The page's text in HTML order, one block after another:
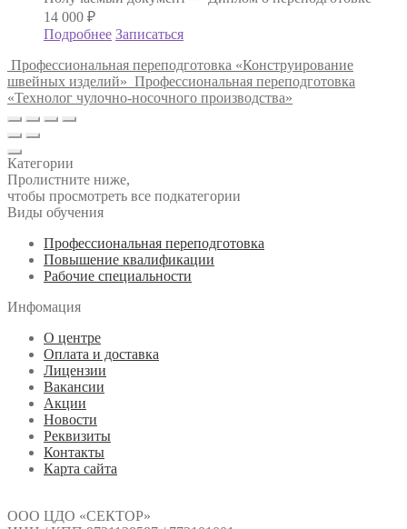
14 000 ₽
Подробнее Записаться
Профессиональная переподготовка «Конструирование
швейных изделий» Профессиональная переподготовка
«Технолог чулочно-носочного производства»
Категории
Пролистните ниже,
чтобы просмотреть все подкатегории
Виды обучения
Профессиональная переподготовка
Повышение квалификации
Рабочие специальности
Инфомация
О центре
Оплата и доставка
Лицензии
Вакансии
Акции
Новости
Реквизиты
Контакты
Карта сайта
ООО ЦДО «СЕКТОР»